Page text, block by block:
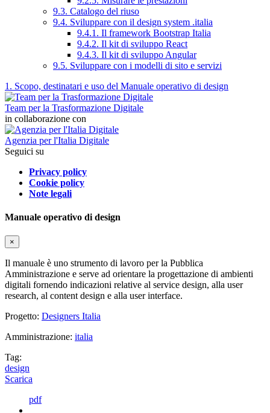
9.3. Catalogo del riuso
9.4. Sviluppare con il design system .italia
9.4.1. Il framework Bootstrap Italia
9.4.2. Il kit di sviluppo React
9.4.3. Il kit di sviluppo Angular
9.5. Sviluppare con i modelli di sito e servizi
1. Scopo, destinatari e uso del Manuale operativo di design
Team per la Trasformazione Digitale
in collaborazione con
Agenzia per l'Italia Digitale
Seguici su
Privacy policy
Cookie policy
Note legali
Manuale operativo di design
×
Il manuale è uno strumento di lavoro per la Pubblica
Amministrazione e serve ad orientare la progettazione di ambienti
digitali fornendo indicazioni relative al service design, alla user
research, al content design e alla user interface.
Progetto: Designers Italia
Amministrazione: italia
Tag:
design
Scarica
pdf